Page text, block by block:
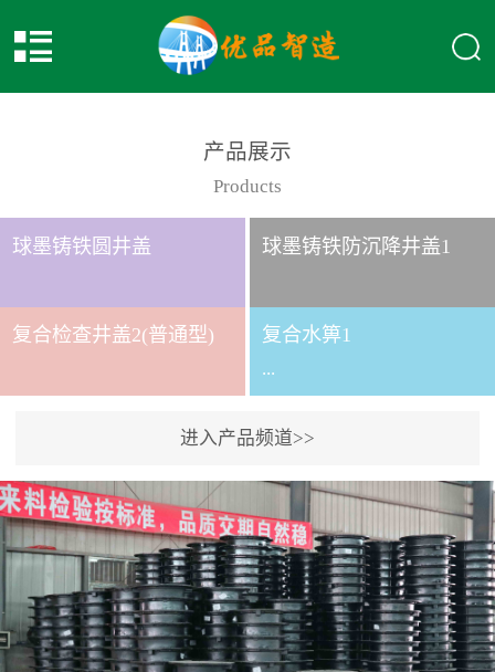
产品展示
Products
球墨铸铁圆井盖 球墨铸铁防沉降井盖1
复合检查井盖2(普通型) 复合水箅1
...
给排水应用系列时间
2017-2-15
进入产品频道>>